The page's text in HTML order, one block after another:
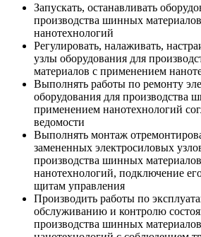
Запускать, останавливать
производства шинных
нанотехнологий
Регулировать, налаживать,
узлы оборудования для
материалов с применением
Выполнять работы по ремонту
оборудования для производства
применением нанотехнологий
ведомости
Выполнять монтаж
замененных электросиловых
производства шинных
нанотехнологий, подключение
щитам управления
Производить работы по
обслуживанию и контролю
производства шинных